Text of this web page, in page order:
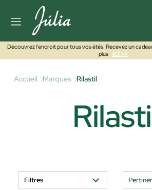
Découvrez l'endroit pour tous vos étés. Recevez un
plus
ICI >>
Accueil Marques Rilastil
Filtres